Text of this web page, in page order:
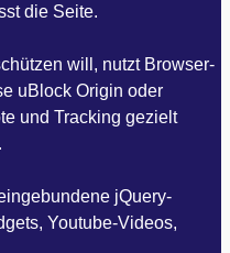
die Seite.
will, nutzt Browser-
uBlock Origin oder
und Tracking gezielt
jQuery-
Youtube-Videos,